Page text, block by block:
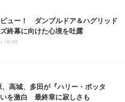
ュー！ ダンブルドア＆ハグリッド
終幕に向けた心境を吐露
16:08
高城、多田が『ハリー・ポッタ
を激白 最終章に寂しさも